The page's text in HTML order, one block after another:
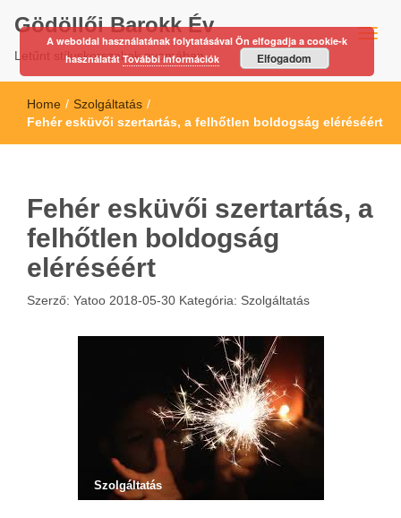
Gödöllői Barokk Év
Letűnt stíluskorszakok nyomában…
Home / Szolgáltatás /
Fehér esküvői szertartás, a felhőtlen boldogság eléréséért
Fehér esküvői szertartás, a
felhőtlen boldogság
eléréséért
Szerző: Yatoo 2018-05-30 Kategória: Szolgáltatás
Szolgáltatás
A weboldal használatának folytatásával Ön elfogadja a cookie-k
használatátTovábbi információk Elfogadom